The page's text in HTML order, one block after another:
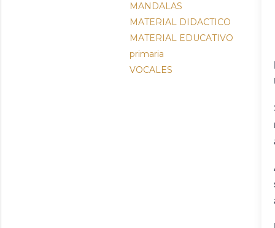
MANDALAS
MATERIAL DIDACTICO
MATERIAL EDUCATIVO
primaria
VOCALES